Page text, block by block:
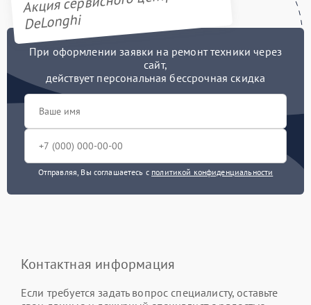
DeLonghi
При оформлении заявки на ремонт техники через
сайт,
действует персональная бессрочная скидка
Отправляя, Вы соглашаетесь с политикой конфиденциальности
Контактная информация
Если требуется задать вопрос специалисту, оставьте